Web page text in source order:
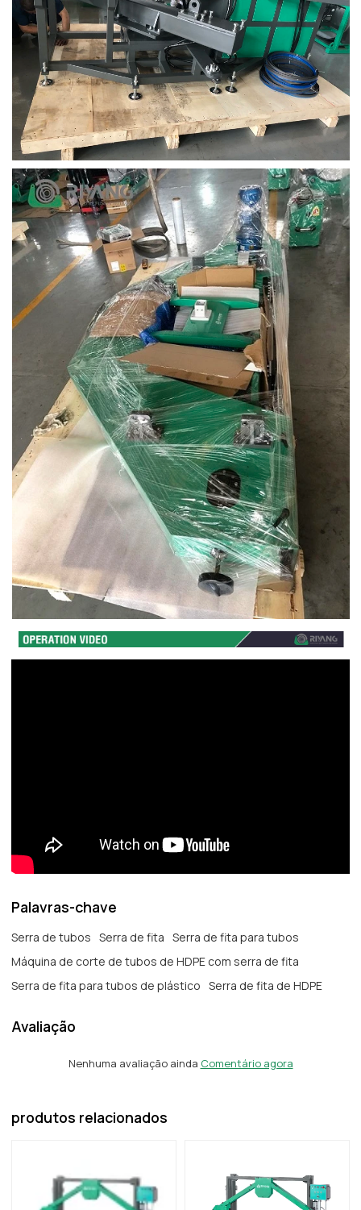
Palavras-chave
Serra de tubos Serra de fita
Serra de fita para tubos
Máquina de corte de tubos de HDPE com serra de fita
Serra de fita para tubos de plástico
Serra de fita de HDPE
Avaliação
Nenhuma avaliação ainda Comentário agora
produtos relacionados